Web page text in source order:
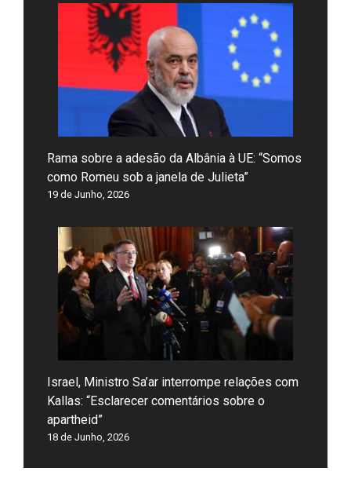
Rama sobre a adesão da Albânia à UE: “Somos
como Romeu sob a janela de Julieta”
19 de Junho, 2026
Israel, Ministro Sa’ar interrompe relações com
Kallas: “Esclarecer comentários sobre o
apartheid”
18 de Junho, 2026